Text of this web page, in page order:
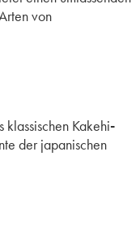
von
klassischen Kakehi-
der japanischen